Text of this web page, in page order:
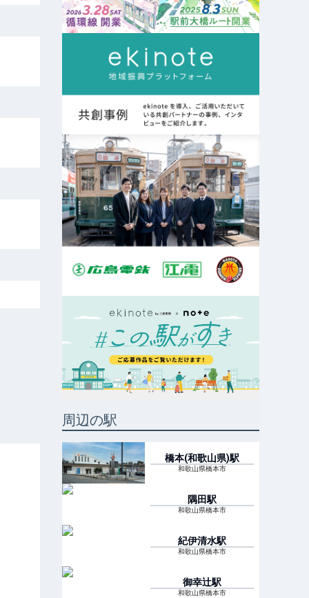
周辺の駅
橋本(和歌山県)駅
和歌山県橋本市
隅田駅
和歌山県橋本市
紀伊清水駅
和歌山県橋本市
御幸辻駅
和歌山県橋本市